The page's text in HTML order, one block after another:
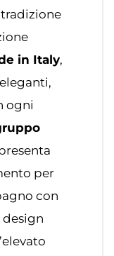
tradizione
in Italy,
ogni
per
con